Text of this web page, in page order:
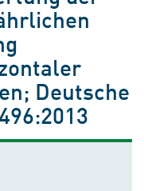
Deutsche